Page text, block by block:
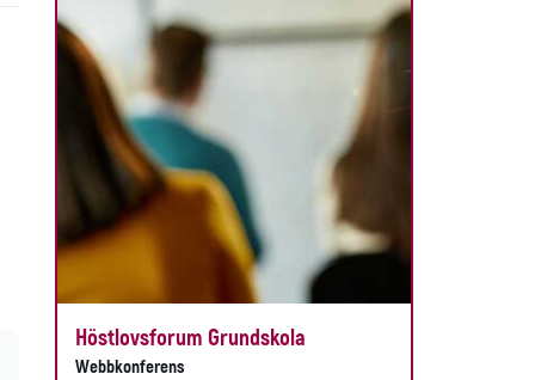
Höstlovsforum Grundskola
Webbkonferens